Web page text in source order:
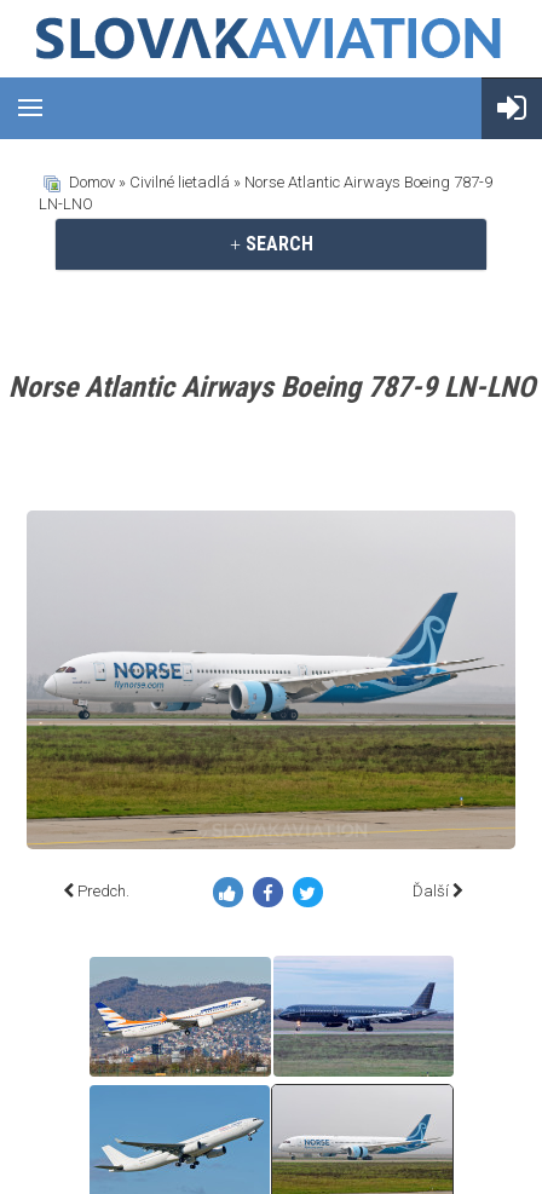
Domov » Civilné lietadlá » Norse Atlantic Airways Boeing 787-9
LN-LNO
SEARCH
Norse Atlantic Airways Boeing 787-9 LN-LNO
Predch. Ďalší